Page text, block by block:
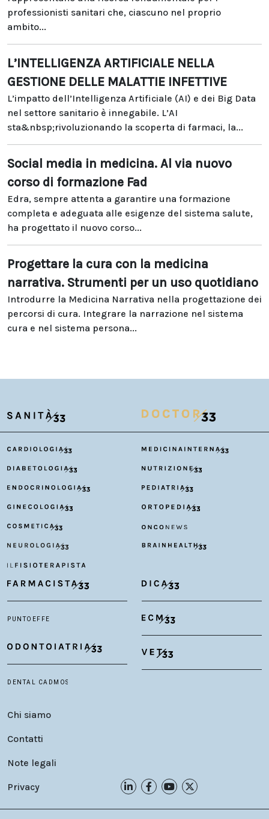
professionisti sanitari che, ciascuno nel proprio
ambito...
L’INTELLIGENZA ARTIFICIALE NELLA
GESTIONE DELLE MALATTIE INFETTIVE
L’impatto dell’Intelligenza Artificiale (AI) e dei Big Data
nel settore sanitario è innegabile. L’AI
sta&nbsp;rivoluzionando la scoperta di farmaci, la...
Social media in medicina. Al via nuovo
corso di formazione Fad
Edra, sempre attenta a garantire una formazione
completa e adeguata alle esigenze del sistema salute,
ha progettato il nuovo corso...
Progettare la cura con la medicina
narrativa. Strumenti per un uso quotidiano
Introdurre la Medicina Narrativa nella progettazione dei
percorsi di cura. Integrare la narrazione nel sistema
cura e nel sistema persona...
Chi siamo
Contatti
Note legali
Privacy